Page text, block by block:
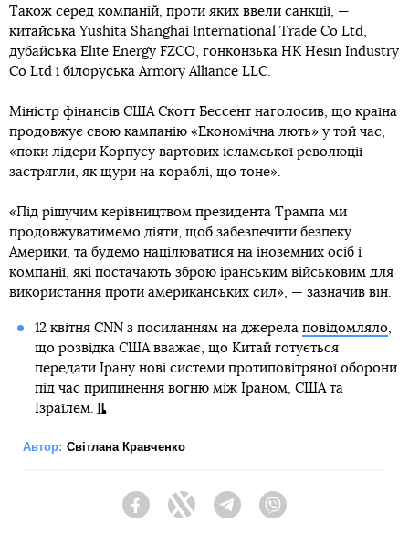
Також серед компаній, проти яких ввели санкції, —
китайська Yushita Shanghai International Trade Co Ltd,
дубайська Elite Energy FZCO, гонконзька HK Hesin Industry
Co Ltd і білоруська Armory Alliance LLC.
Міністр фінансів США Скотт Бессент наголосив, що країна
продовжує свою кампанію «Економічна лють» у той час,
«поки лідери Корпусу вартових ісламської революції
застрягли, як щури на кораблі, що тоне».
«Під рішучим керівництвом президента Трампа ми
продовжуватимемо діяти, щоб забезпечити безпеку
Америки, та будемо націлюватися на іноземних осіб і
компанії, які постачають зброю іранським військовим для
використання проти американських сил», — зазначив він.
12 квітня CNN з посиланням на джерела повідомляло,
що розвідка США вважає, що Китай готується
передати Ірану нові системи протиповітряної оборони
під час припинення вогню між Іраном, США та
Ізраїлем.
Автор: Світлана Кравченко
FacebookTwitter Telegram